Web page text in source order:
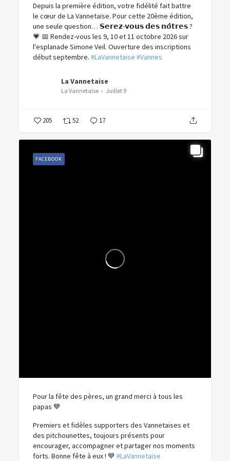
Depuis la première édition, votre fidélité fait battre
le cœur de La Vannetaise. Pour cette 20ème édition,
une seule question… 𝗦𝗲𝗿𝗲𝘇-𝘃𝗼𝘂𝘀 𝗱𝗲𝘀 𝗻𝗼̂𝘁𝗿𝗲𝘀 ?
💗 📅 Rendez-vous les 9, 10 et 11 octobre 2026 sur
l'esplanade Simone Veil. Ouverture des inscriptions
début septembre. #LaVannetaise #Vannes
La Vannetaise
La Vannetaise Juillet 9
205 52 17
Pour la fête des pères, un grand merci à tous les
papas 💙
Premiers et fidèles supporters des Vannetaises et
des pitchounettes, toujours présents pour
encourager, accompagner et partager nos moments
forts. Bonne fête à eux ! 💙 #LaVannetaise
FACEBOOK